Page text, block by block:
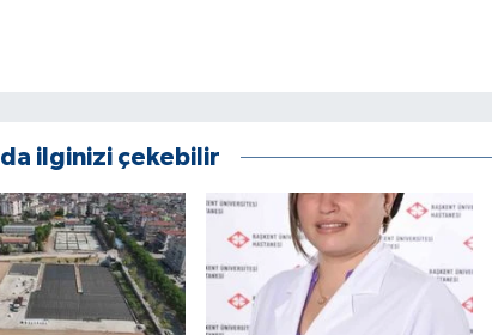
da ilginizi çekebilir